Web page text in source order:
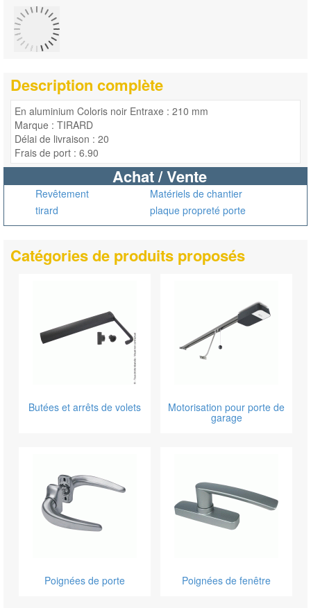
Description complète
En aluminium Coloris noir Entraxe : 210 mm
Marque : TIRARD
Délai de livraison : 20
Frais de port : 6.90
Achat / Vente
Revêtement
Matériels de chantier
tirard
plaque propreté porte
Catégories de produits proposés
Butées et arrêts de volets Motorisation pour porte de
garage
Poignées de porte Poignées de fenêtre